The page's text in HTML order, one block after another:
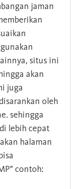
jaman
situs ini
akan
juga
oleh
sehingga
lebih cepat
halaman
contoh: